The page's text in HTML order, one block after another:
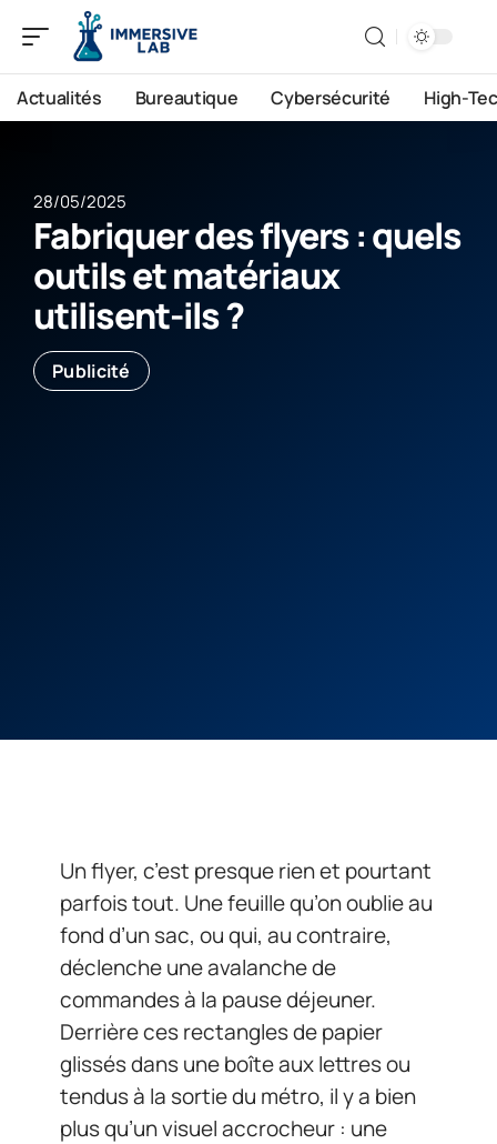
Actualités Bureautique Cybersécurité High-
28/05/2025
Fabriquer des flyers : quels
outils et matériaux
utilisent-ils ?
Publicité
Un flyer, c’est presque rien et pourtant
parfois tout. Une feuille qu’on oublie au
fond d’un sac, ou qui, au contraire,
déclenche une avalanche de
commandes à la pause déjeuner.
Derrière ces rectangles de papier
glissés dans une boîte aux lettres ou
tendus à la sortie du métro, il y a bien
plus qu’un visuel accrocheur : une